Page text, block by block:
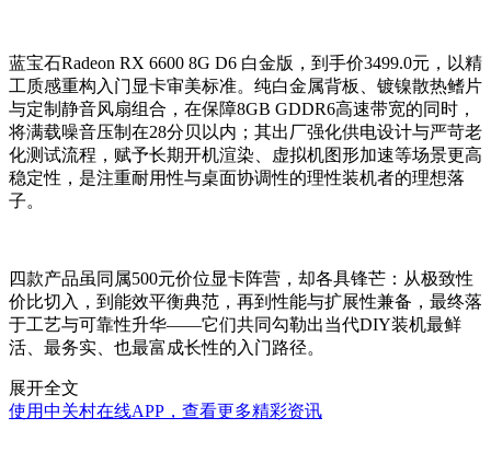
蓝宝石Radeon RX 6600 8G D6 白金版，到手价3499.0元，以精
工质感重构入门显卡审美标准。纯白金属背板、镀镍散热鳍片
与定制静音风扇组合，在保障8GB GDDR6高速带宽的同时，
将满载噪音压制在28分贝以内；其出厂强化供电设计与严苛老
化测试流程，赋予长期开机渲染、虚拟机图形加速等场景更高
稳定性，是注重耐用性与桌面协调性的理性装机者的理想落
子。
四款产品虽同属500元价位显卡阵营，却各具锋芒：从极致性
价比切入，到能效平衡典范，再到性能与扩展性兼备，最终落
于工艺与可靠性升华——它们共同勾勒出当代DIY装机最鲜
活、最务实、也最富成长性的入门路径。
展开全文
使用中关村在线APP，查看更多精彩资讯